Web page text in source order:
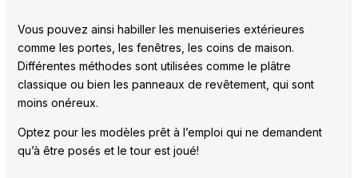
Vous pouvez ainsi habiller les menuiseries extérieures
comme les portes, les fenêtres, les coins de maison.
Différentes méthodes sont utilisées comme le plâtre
classique ou bien les panneaux de revêtement, qui sont
moins onéreux.
Optez pour les modèles prêt à l’emploi qui ne demandent
qu’à être posés et le tour est joué!